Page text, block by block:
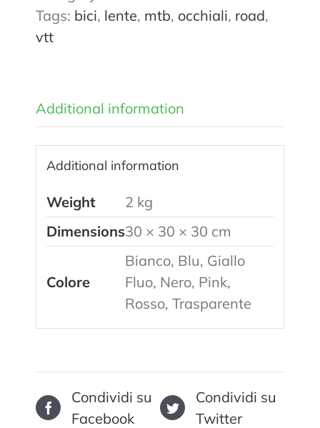
Tags: bici, lente, mtb, occhiali, road,
vtt
Additional information
Additional information
Weight
2 kg
Dimensions30 × 30 × 30 cm
Colore
Bianco, Blu, Giallo
Fluo, Nero, Pink,
Rosso, Trasparente
Condividi su
Facebook
Condividi su
Twitter